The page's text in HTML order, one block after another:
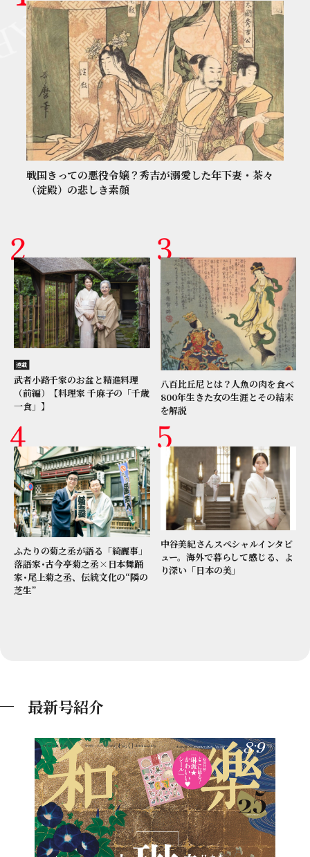
戦国きっての悪役令嬢？秀吉が溺愛した年下妻・茶々
（淀殿）の悲しき素顔
連載
武者小路千家のお盆と精進料理
（前編）【料理家 千麻子の「千歳
一食」】
八百比丘尼とは？人魚の肉を食べ
800年生きた女の生涯とその結末
を解説
ふたりの菊之丞が語る「綺麗事」
落語家･古今亭菊之丞×日本舞踊
家･尾上菊之丞、伝統文化の“隣の
芝生”
中谷美紀さんスペシャルインタビ
ュー。海外で暮らして感じる、よ
り深い「日本の美」
最新号紹介